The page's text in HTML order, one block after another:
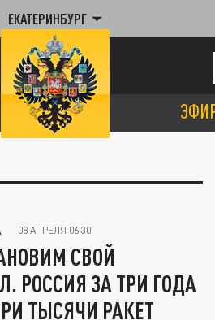
ЕКАТЕРИНБУРГ
08 АПРЕЛЯ 06:30
СВОЙ
РОССИЯ ЗА ТРИ ГОДА
ТЫСЯЧИ РАКЕТ